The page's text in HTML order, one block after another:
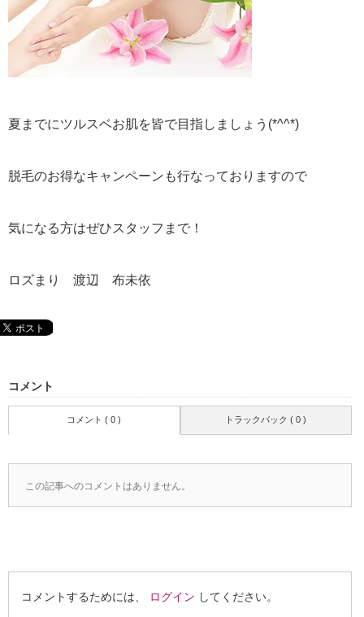
夏までにツルスベお肌を皆で目指しましょう(*^^*)
脱毛のお得なキャンペーンも行なっておりますので
気になる方はぜひスタッフまで！
ロズまり 渡辺 布未依
コメント
コメント ( 0 ) トラックバック ( 0 )
この記事へのコメントはありません。
コメントするためには、 ログイン してください。